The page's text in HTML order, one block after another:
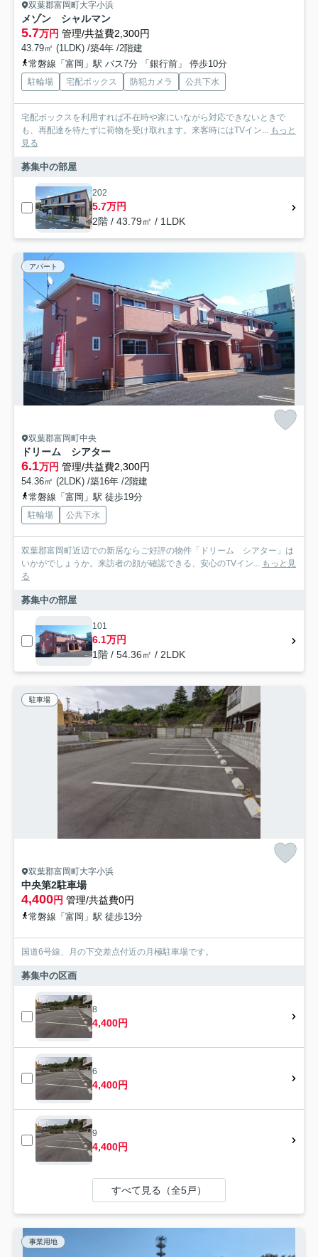
双葉郡富岡町大字小浜
メゾン シャルマン
5.7万円 管理/共益費2,300円
43.79㎡ (1LDK) /築4年 /2階建
常磐線「富岡」駅 バス7分 「銀行前」 停歩10分
駐輪場 宅配ボックス 防犯カメラ 公共下水
宅配ボックスを利用すれば不在時や家にいながら対応できないときで
も、再配達を待たずに荷物を受け取れます。来客時にはTVイン... もっと
見る
募集中の部屋
202
5.7万円
2階 / 43.79㎡ / 1LDK
アパート
双葉郡富岡町中央
ドリーム シアター
6.1万円 管理/共益費2,300円
54.36㎡ (2LDK) /築16年 /2階建
常磐線「富岡」駅 徒歩19分
駐輪場 公共下水
双葉郡富岡町近辺での新居ならご好評の物件「ドリーム シアター」は
いかがでしょうか。来訪者の顔が確認できる、安心のTVイン... もっと見
る
募集中の部屋
101
6.1万円
1階 / 54.36㎡ / 2LDK
駐車場
双葉郡富岡町大字小浜
中央第2駐車場
4,400円 管理/共益費0円
常磐線「富岡」駅 徒歩13分
国道6号線、月の下交差点付近の月極駐車場です。
募集中の区画
8
4,400円
6
4,400円
9
4,400円
すべて見る（全5戸）
事業用地